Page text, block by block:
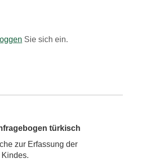
loggen Sie sich ein.
türkisch
zur Erfassung der